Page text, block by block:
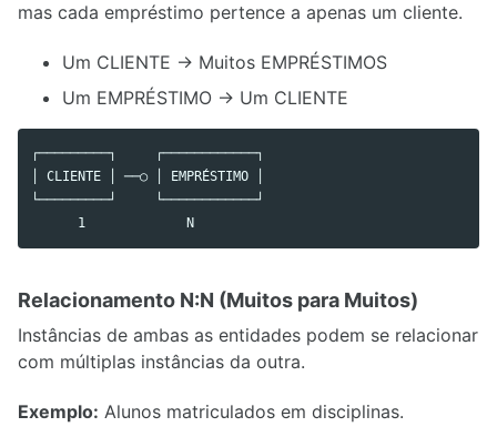
mas cada empréstimo pertence a apenas um cliente.
Um CLIENTE → Muitos EMPRÉSTIMOS
Um EMPRÉSTIMO → Um CLIENTE
┌─────────┐     ┌────────────┐
│ CLIENTE │ ──○ │ EMPRÉSTIMO │
└─────────┘     └────────────┘
Relacionamento N:N (Muitos para Muitos)
Instâncias de ambas as entidades podem se relacionar
com múltiplas instâncias da outra.
Exemplo: Alunos matriculados em disciplinas.